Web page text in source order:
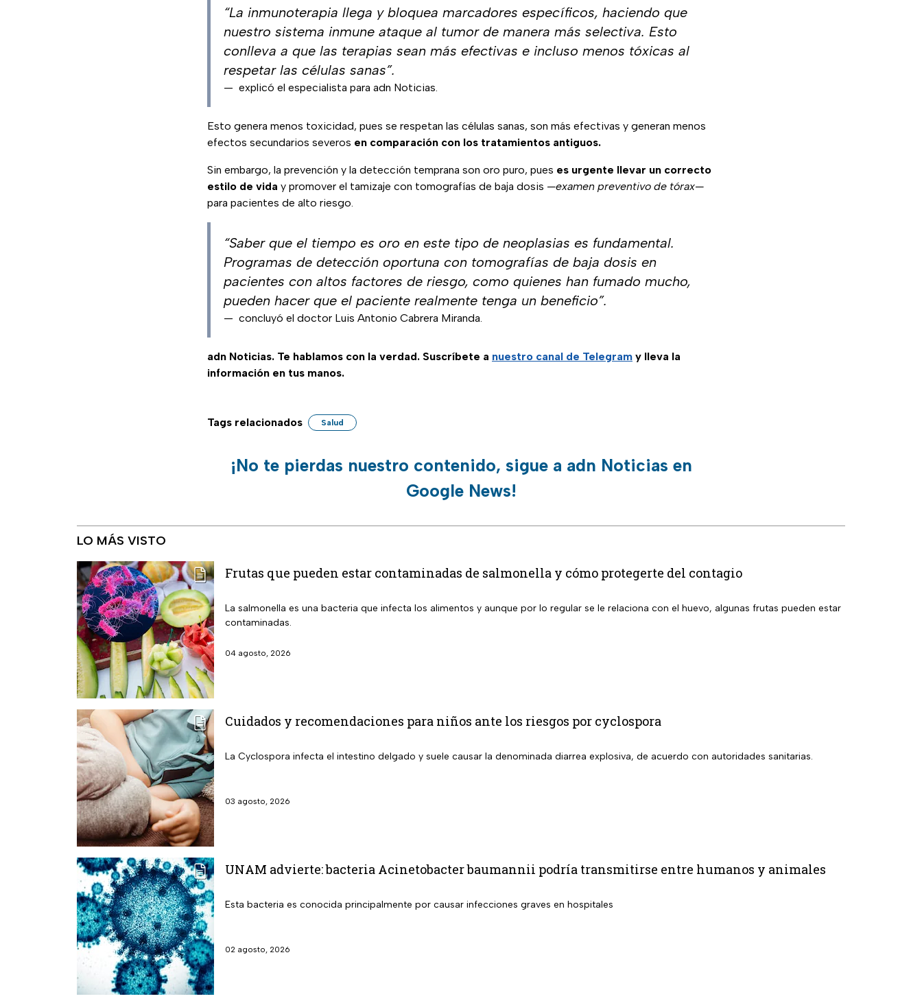
“La inmunoterapia llega y bloquea marcadores específicos, haciendo que
nuestro sistema inmune ataque al tumor de manera más selectiva. Esto
conlleva a que las terapias sean más efectivas e incluso menos tóxicas al
respetar las células sanas”.
— explicó el especialista para adn Noticias.
Esto genera menos toxicidad, pues se respetan las células sanas, son más efectivas y generan menos
efectos secundarios severos en comparación con los tratamientos antiguos.
Sin embargo, la prevención y la detección temprana son oro puro, pues es urgente llevar un correcto
estilo de vida y promover el tamizaje con tomografías de baja dosis —examen preventivo de tórax—
para pacientes de alto riesgo.
“Saber que el tiempo es oro en este tipo de neoplasias es fundamental.
Programas de detección oportuna con tomografías de baja dosis en
pacientes con altos factores de riesgo, como quienes han fumado mucho,
pueden hacer que el paciente realmente tenga un beneficio”.
— concluyó el doctor Luis Antonio Cabrera Miranda.
adn Noticias. Te hablamos con la verdad. Suscríbete a nuestro canal de Telegram y lleva la
información en tus manos.
Tags relacionados Salud
¡No te pierdas nuestro contenido, sigue a adn Noticias en
Google News!
LO MÁS VISTO
Frutas que pueden estar contaminadas de salmonella y cómo protegerte del contagio
La salmonella es una bacteria que infecta los alimentos y aunque por lo regular se le relaciona con el huevo, algunas frutas pueden estar
contaminadas.
04 agosto, 2026
Cuidados y recomendaciones para niños ante los riesgos por cyclospora
La Cyclospora infecta el intestino delgado y suele causar la denominada diarrea explosiva, de acuerdo con autoridades sanitarias.
03 agosto, 2026
UNAM advierte: bacteria Acinetobacter baumannii podría transmitirse entre humanos y animales
Esta bacteria es conocida principalmente por causar infecciones graves en hospitales
02 agosto, 2026